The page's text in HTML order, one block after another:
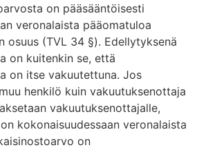
on pääsääntöisesti
veronalaista pääomatuloa
osuus (TVL 34 §). Edellytyksenä
on kuitenkin se, että
on itse vakuutettuna. Jos
henkilö kuin vakuutuksenottaja
vakuutuksenottajalle,
kokonaisuudessaan veronalaista
on